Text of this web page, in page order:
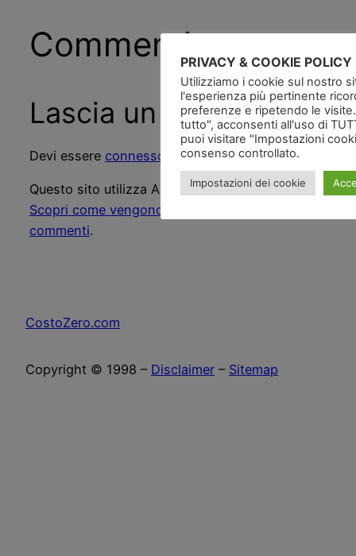
Commenti
Lascia un commento
Devi essere connesso per inviare un commento.
Questo sito utilizza Akismet per ridurre lo spam.
Scopri come vengono elaborati i dati derivati dai
commenti.
CostoZero.com
Copyright © 1998 – Disclaimer – Sitemap
PRIVACY & COOKIE POLICY
Utilizziamo i cookie sul nostro
l'esperienza più pertinente
preferenze e ripetendo le
tutto", acconsenti all'uso di
puoi visitare "Impostazioni
consenso controllato.
Impostazioni dei cookie